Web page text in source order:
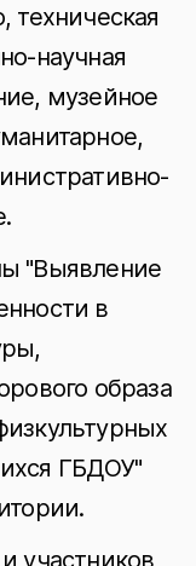
техническая
научная
музейное
"Выявление
в
образа
ГБДОУ"
участников